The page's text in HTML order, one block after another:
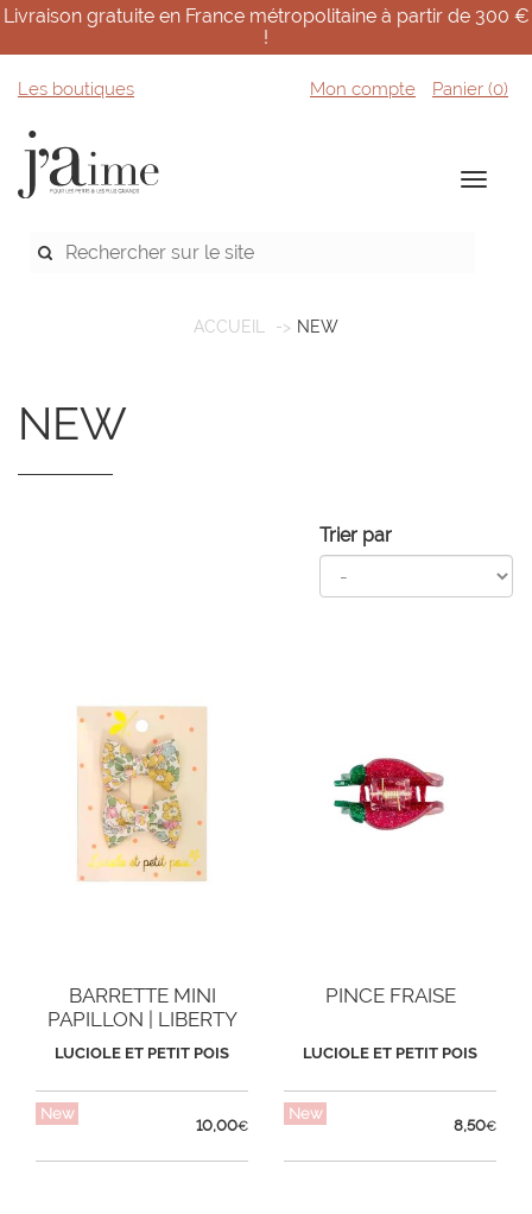
Livraison gratuite en France métropolitaine à partir de 300 €
!
Les boutiques Mon compte Panier (0)
ACCUEIL NEW
NEW
Trier par
BARRETTE MINI
PAPILLON | LIBERTY
BETSY ANN
LUCIOLE ET PETIT POIS
New
10,00€
PINCE FRAISE
LUCIOLE ET PETIT POIS
New
8,50€